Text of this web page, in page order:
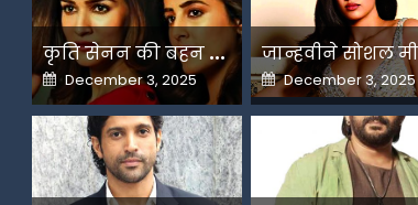
क
ृति सेनन की बहन नूपुर अगले महीने करेंगी डेस्टिनेशन मैरिज
Posted
on
December 3, 2025 Posted
on
December 3, 2025